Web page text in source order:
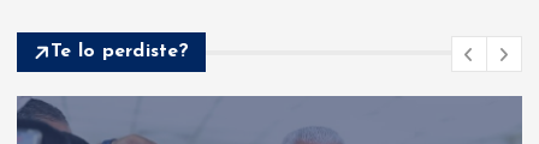
Te lo perdiste?